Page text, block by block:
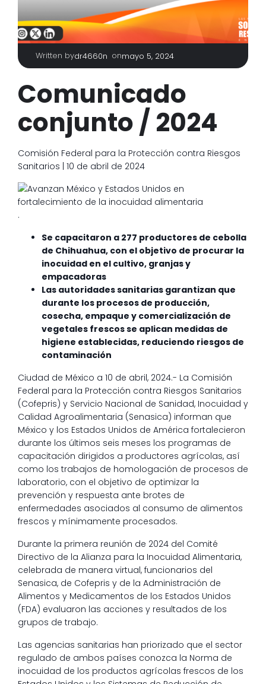
Written bydr4660n onmayo 5, 2024
Comunicado
conjunto / 2024
Comisión Federal para la Protección contra Riesgos
Sanitarios | 10 de abril de 2024
.
Se capacitaron a 277 productores de cebolla
de Chihuahua, con el objetivo de procurar la
inocuidad en el cultivo, granjas y
empacadoras
Las autoridades sanitarias garantizan que
durante los procesos de producción,
cosecha, empaque y comercialización de
vegetales frescos se aplican medidas de
higiene establecidas, reduciendo riesgos de
contaminación
Ciudad de México a 10 de abril, 2024.- La Comisión
Federal para la Protección contra Riesgos Sanitarios
(Cofepris) y Servicio Nacional de Sanidad, Inocuidad y
Calidad Agroalimentaria (Senasica) informan que
México y los Estados Unidos de América fortalecieron
durante los últimos seis meses los programas de
capacitación dirigidos a productores agrícolas, así
como los trabajos de homologación de procesos de
laboratorio, con el objetivo de optimizar la
prevención y respuesta ante brotes de
enfermedades asociados al consumo de alimentos
frescos y mínimamente procesados.
Durante la primera reunión de 2024 del Comité
Directivo de la Alianza para la Inocuidad Alimentaria,
celebrada de manera virtual, funcionarios del
Senasica, de Cofepris y de la Administración de
Alimentos y Medicamentos de los Estados Unidos
(FDA) evaluaron las acciones y resultados de los
grupos de trabajo.
Las agencias sanitarias han priorizado que el sector
regulado de ambos países conozca la Norma de
inocuidad de los productos agrícolas frescos de los